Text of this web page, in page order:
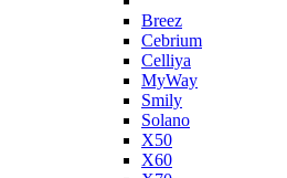
Breez
Cebrium
Celliya
MyWay
Smily
Solano
X50
X60